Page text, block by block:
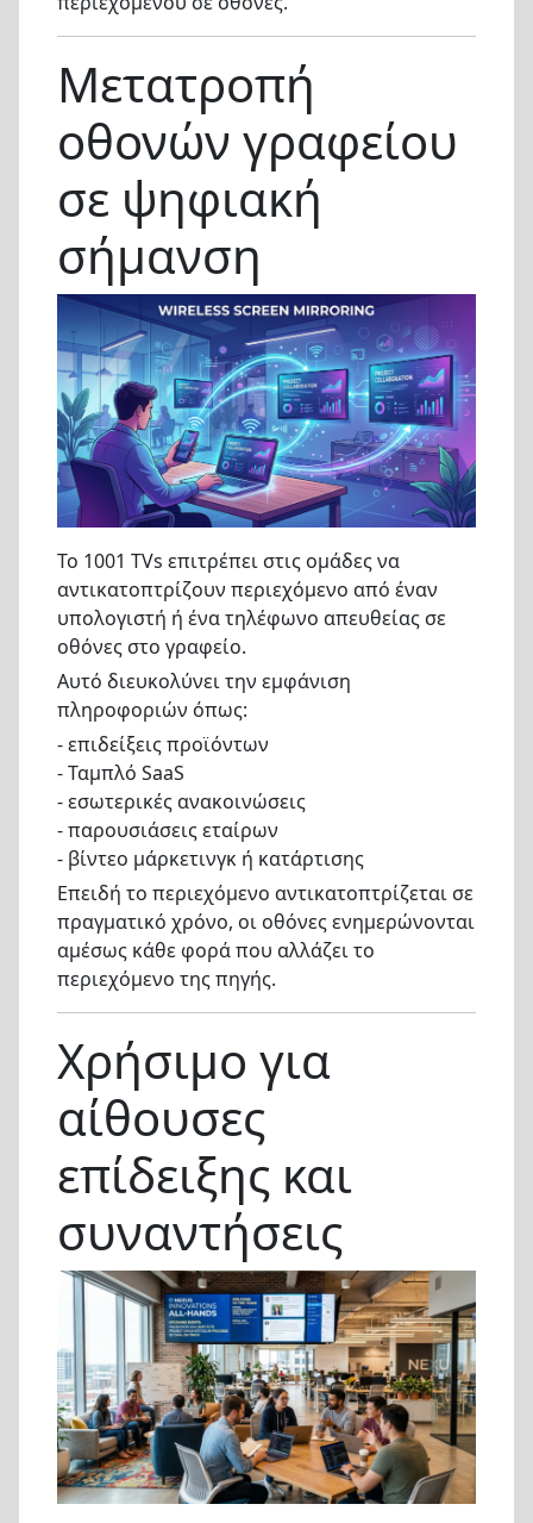
Μετατροπή
οθονών γραφείου
σε ψηφιακή
σήμανση
Το 1001 TVs επιτρέπει στις ομάδες να
αντικατοπτρίζουν περιεχόμενο από έναν
υπολογιστή ή ένα τηλέφωνο απευθείας σε
οθόνες στο γραφείο.
Αυτό διευκολύνει την εμφάνιση
πληροφοριών όπως:
- επιδείξεις προϊόντων
- Ταμπλό SaaS
- εσωτερικές ανακοινώσεις
- παρουσιάσεις εταίρων
- βίντεο μάρκετινγκ ή κατάρτισης
Επειδή το περιεχόμενο αντικατοπτρίζεται σε
πραγματικό χρόνο, οι οθόνες ενημερώνονται
αμέσως κάθε φορά που αλλάζει το
περιεχόμενο της πηγής.
Χρήσιμο για
αίθουσες
επίδειξης και
συναντήσεις